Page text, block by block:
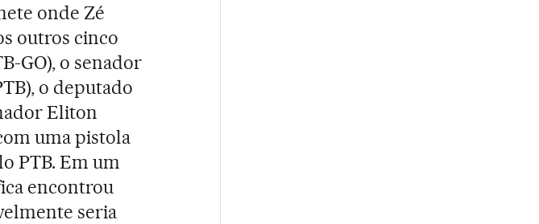
onde Zé
outros cinco
GO), o senador
o deputado
Eliton
uma pistola
PTB. Em um
encontrou
seria